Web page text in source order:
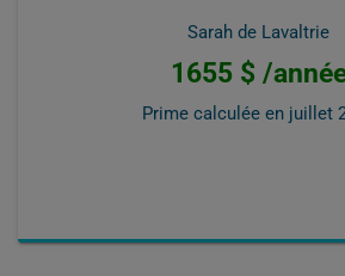
Sarah de Lavaltrie
1655 $ /
Prime calculée en juillet